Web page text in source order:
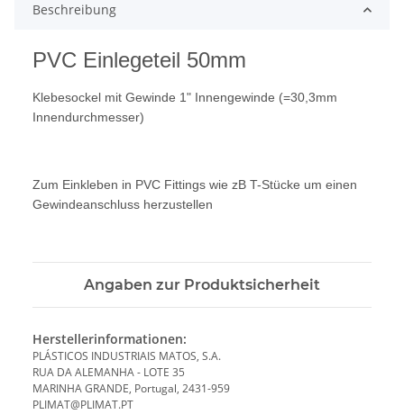
Beschreibung
PVC Einlegeteil 50mm
Klebesockel mit Gewinde 1" Innengewinde (=30,3mm
Innendurchmesser)
Zum Einkleben in PVC Fittings wie zB T-Stücke um einen
Gewindeanschluss herzustellen
Angaben zur Produktsicherheit
Herstellerinformationen:
PLÁSTICOS INDUSTRIAIS MATOS, S.A.
RUA DA ALEMANHA - LOTE 35
MARINHA GRANDE, Portugal, 2431-959
PLIMAT@PLIMAT.PT